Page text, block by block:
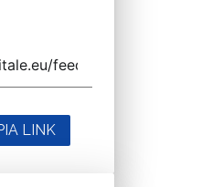
LINK